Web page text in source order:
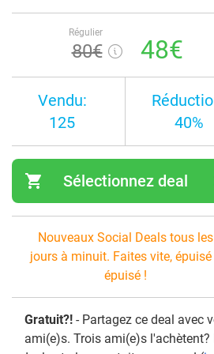
Régulier
80€ 48€
Vendu:
125
40%
shopping_cart Sélectionnez deal
Nouveaux Social Deals tous les
jours à minuit. Faites vite, épuisé
épuisé !
Gratuit?! - Partagez ce deal avec
ami(e)s. Trois ami(e)s l'achètent?